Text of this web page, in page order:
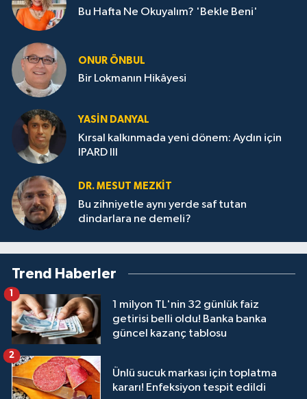
Bu Hafta Ne Okuyalım? 'Bekle Beni'
ONUR ÖNBUL
Bir Lokmanın Hikâyesi
YASIN DANYAL
Kırsal kalkınmada yeni dönem: Aydın için
IPARD III
DR. MESUT MEZKIT
Bu zihniyetle aynı yerde saf tutan
dindarlara ne demeli?
Trend Haberler
1 milyon TL'nin 32 günlük faiz
getirisi belli oldu! Banka banka
güncel kazanç tablosu
1
Ünlü sucuk markası için toplatma
kararı! Enfeksiyon tespit edildi
2